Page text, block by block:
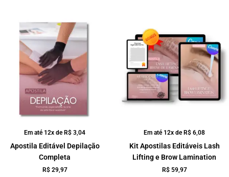
Em até 12x de R$ 3,04
Apostila Editável Depilação
Completa
R$29,97
Em até 12x de R$ 6,08
Kit Apostilas Editáveis Lash
Lifting e Brow Lamination
R$59,97